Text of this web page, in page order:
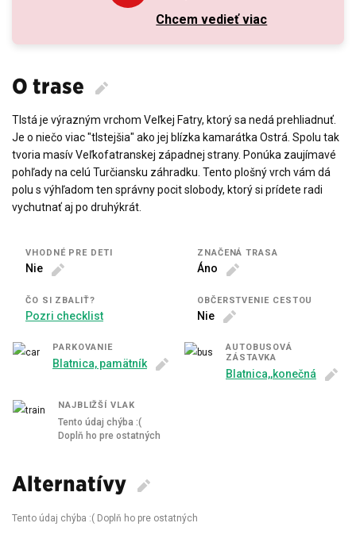
Chcem vedieť viac
O trase
Tlstá je výrazným vrchom Veľkej Fatry, ktorý sa nedá prehliadnuť.
Je o niečo viac "tlstejšia" ako jej blízka kamarátka Ostrá. Spolu tak
tvoria masív Veľkofatranskej západnej strany. Ponúka zaujímavé
pohľady na celú Turčiansku záhradku. Tento plošný vrch vám dá
polu s výhľadom ten správny pocit slobody, ktorý si prídete radi
vychutnať aj po druhýkrát.
VHODNÉ PRE DETI
Nie
ZNAČENÁ TRASA
Áno
ČO SI ZBALIŤ?
Pozri checklist
OBČERSTVENIE CESTOU
Nie
PARKOVANIE
Blatnica, pamätník
AUTOBUSOVÁ
ZÁSTAVKA
Blatnica,,konečná
NAJBLIŽŠÍ VLAK
Tento údaj chýba :(
Doplň ho pre ostatných
Alternatívy
Tento údaj chýba :( Doplň ho pre ostatných